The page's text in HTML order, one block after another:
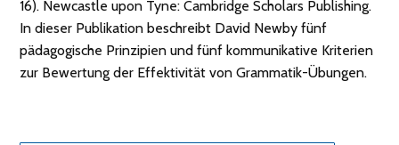
16). Newcastle upon Tyne: Cambridge Scholars Publishing.
In dieser Publikation beschreibt David Newby fünf
pädagogische Prinzipien und fünf kommunikative Kriterien
zur Bewertung der Effektivität von Grammatik-Übungen.